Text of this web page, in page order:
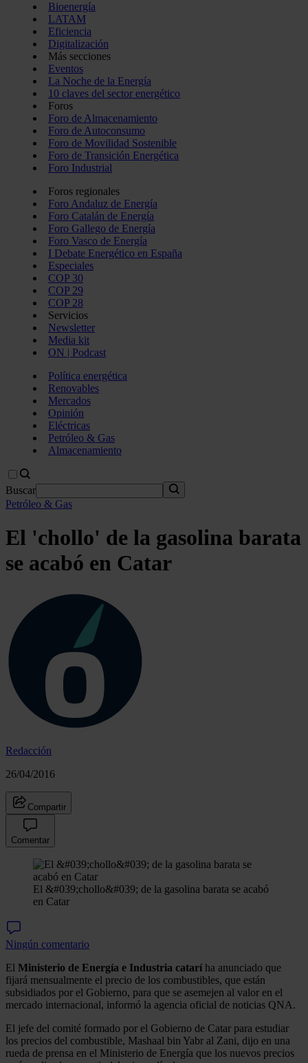
Bioenergía
LATAM
Eficiencia
Digitalización
Más secciones
Eventos
La Noche de la Energía
10 claves del sector energético
Foros
Foro de Almacenamiento
Foro de Autoconsumo
Foro de Movilidad Sostenible
Foro de Transición Energética
Foro Industrial
Foros regionales
Foro Andaluz de Energía
Foro Catalán de Energía
Foro Gallego de Energía
Foro Vasco de Energía
I Debate Energético en España
Especiales
COP 30
COP 29
COP 28
Servicios
Newsletter
Media kit
ON | Podcast
Política energética
Renovables
Mercados
Opinión
Eléctricas
Petróleo & Gas
Almacenamiento
Buscar
Petróleo & Gas
El 'chollo' de la gasolina barata
se acabó en Catar
Redacción
26/04/2016
Compartir
Comentar
El &#039;chollo&#039; de la gasolina barata se acabó
en Catar
Ningún comentario
El Ministerio de Energía e Industria catarí ha anunciado que
fijará mensualmente el precio de los combustibles, que están
subsidiados por el Gobierno, para que se asemejen al valor en el
mercado internacional, informó la agencia oficial de noticias QNA.
El jefe del comité formado por el Gobierno de Catar para estudiar
los precios del combustible, Mashaal bin Yabr al Zani, dijo en una
rueda de prensa en el Ministerio de Energía que los nuevos precios